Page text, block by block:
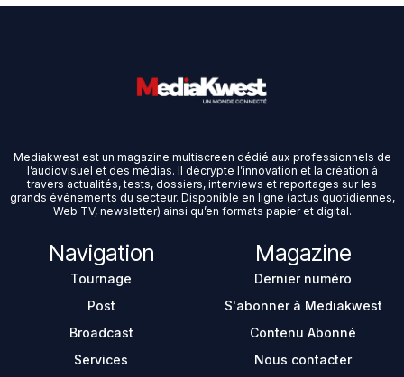
Mediakwest est un magazine multiscreen dédié aux professionnels de
l’audiovisuel et des médias. Il décrypte l’innovation et la création à
travers actualités, tests, dossiers, interviews et reportages sur les
grands événements du secteur. Disponible en ligne (actus quotidiennes,
Web TV, newsletter) ainsi qu’en formats papier et digital.
Navigation
Tournage
Post
Broadcast
Services
Magazine
Dernier numéro
S'abonner à Mediakwest
Contenu Abonné
Nous contacter